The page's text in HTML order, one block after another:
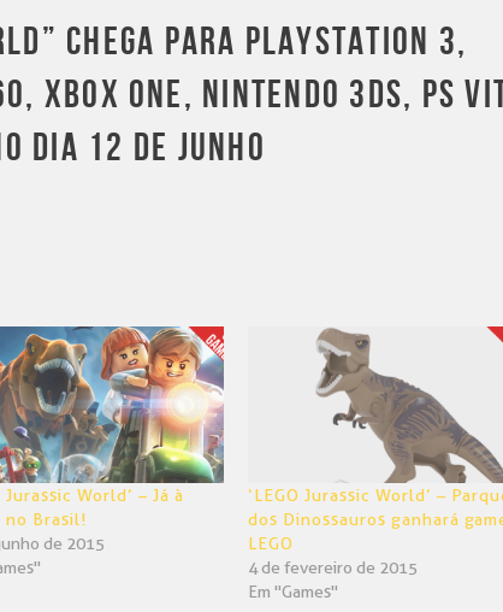
CHEGA PARA PLAYSTATION 3,
XBOX ONE, NINTENDO 3DS, PS
DIA 12 DE JUNHO
Jurassic World’ – Já à
no Brasil!
de 2015
‘LEGO Jurassic World’ –
dos Dinossauros ganhará
LEGO
4 de fevereiro de 2015
Em "Games"